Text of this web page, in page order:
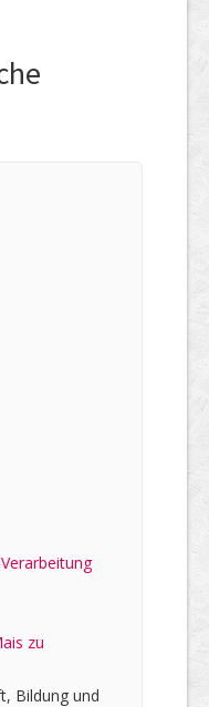
zu
Bildung und